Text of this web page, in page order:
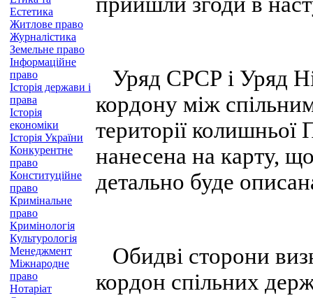
Естетика
Житлове право
Журналістика
Земельне право
Інформаційне
право
Історія держави і
права
Історія
економіки
Історія України
Конкурентне
право
Конституційне
право
Кримінальне
право
Кримінологія
Культурологія
Менеджмент
Міжнародне
право
Нотаріат
Уряд СРСР і Уряд
кордону між
території колишньої
нанесена на карту,
детально буде
Обидві сторони
кордон спільних